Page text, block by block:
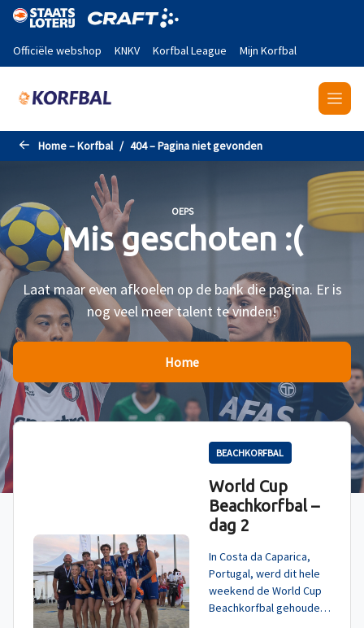
Naar de hoofdinhoud gaan
Officiële webshop KNKV Korfbal League Mijn Korfbal
Home – Korfbal 404 – Pagina niet gevonden
OEPS
Mis geschoten :(
Laat maar even afkoelen op de bank die pagina. Er is
nog veel meer talent te vinden!
Home
BEACHKORFBAL
World Cup
Beachkorfbal –
dag 2
In Costa da Caparica,
Portugal, werd dit hele
weekend de World Cup
Beachkorfbal gehouden.